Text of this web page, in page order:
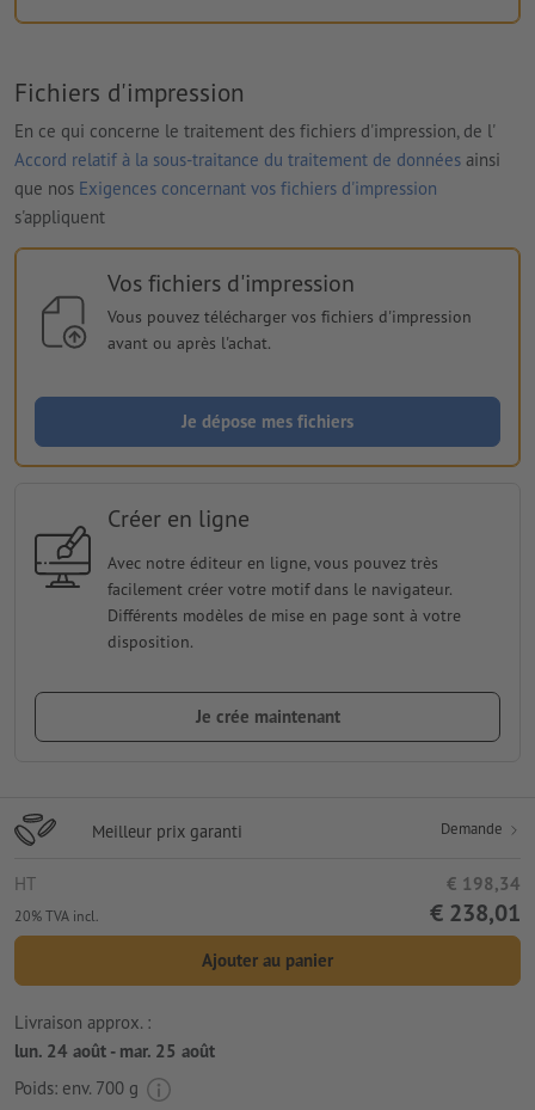
Fichiers d'impression
En ce qui concerne le traitement des fichiers d'impression, de l'
Accord relatif à la sous-traitance du traitement de données ainsi
que nos Exigences concernant vos fichiers d'impression
s'appliquent
Vos fichiers d'impression
Vous pouvez télécharger vos fichiers d'impression
avant ou après l'achat.
Je dépose mes fichiers
Créer en ligne
Avec notre éditeur en ligne, vous pouvez très
facilement créer votre motif dans le navigateur.
Différents modèles de mise en page sont à votre
disposition.
Je crée maintenant
Meilleur prix garanti Demande
HT € 198,34
20% TVA incl. € 238,01
Ajouter au panier
Livraison approx. :
lun. 24 août - mar. 25 août
Poids: env. 700 g